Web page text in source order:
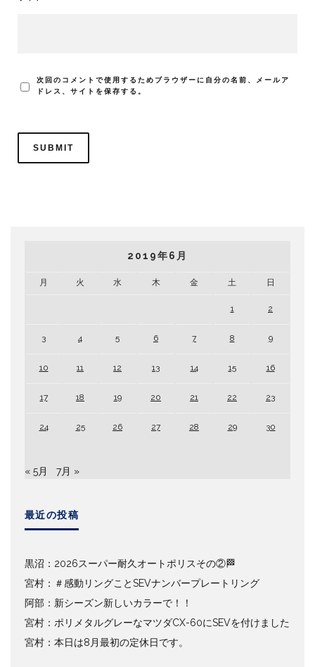
次回のコメントで使用するためブラウザーに自分の名前、メールア
ドレス、サイトを保存する。
2019年6月
月 火 水 木 金 土 日
1 2
3 4 5 6 7 8 9
10 11 12 13 14 15 16
17 18 19 20 21 22 23
24 25 26 27 28 29 30
« 5月 7月 »
最近の投稿
黒沼：2026スーパー耐久オートポリスその②🏁
宮村：＃感動リングことSEVナンバープレートリング
阿部：新シーズン新しいカラーで！！
宮村：ポリメタルグレーなマツダCX-60にSEVを付けました
宮村：本日は8月最初の定休日です。